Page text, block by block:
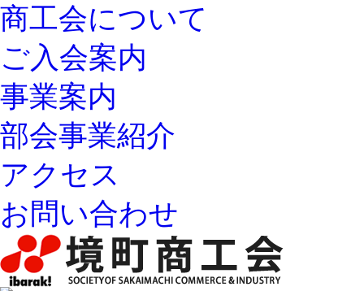
商工会について
ご入会案内
事業案内
部会事業紹介
アクセス
お問い合わせ